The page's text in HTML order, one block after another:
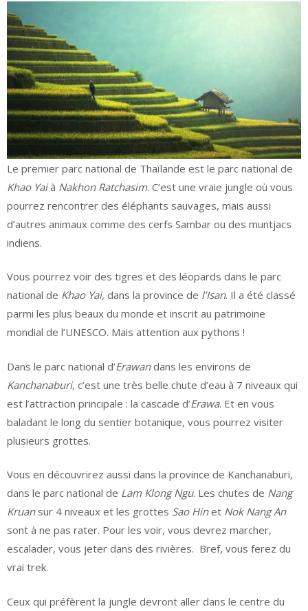
Le premier parc national de Thaïlande est le parc national de
Khao Yaià Nakhon Ratchasim. C’est une vraie jungle où vous
pourrez rencontrer des éléphants sauvages, mais aussi
d’autres animaux comme des cerfs Sambar ou des muntjacs
indiens.
Vous pourrez voir des tigres et des léopards dans le parc
national de Khao Yai, dans la province de l’Isan. Il a été classé
parmi les plus beaux du monde et inscrit au patrimoine
mondial de l’UNESCO. Mais attention aux pythons !
Dans le parc national d’Erawandans les environs de
Kanchanaburi, c’est une très belle chute d’eau à 7 niveaux qui
est l’attraction principale : la cascade d’Erawa. Et en vous
baladant le long du sentier botanique, vous pourrez visiter
plusieurs grottes.
Vous en découvrirez aussi dans la province de Kanchanaburi,
dans le parc national de Lam Klong Ngu. Les chutes de Nang
Kruansur 4 niveaux et les grottes Sao Hinet Nok Nang An
sont à ne pas rater. Pour les voir, vous devrez marcher,
escalader, vous jeter dans des rivières. Bref, vous ferez du
vrai trek.
Ceux qui préfèrent la jungle devront aller dans le centre du